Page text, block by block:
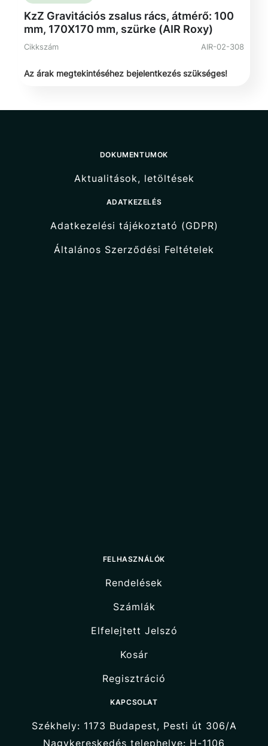
KzZ Gravitációs zsalus rács, átmérő: 100
mm, 170X170 mm, szürke (AIR Roxy)
Cikkszám AIR-02-308
Az árak megtekintéséhez bejelentkezés szükséges!
DOKUMENTUMOK
Aktualitások, letöltések
ADATKEZELÉS
Adatkezelési tájékoztató (GDPR)
Általános Szerződési Feltételek
FELHASZNÁLÓK
Rendelések
Számlák
Elfelejtett Jelszó
Kosár
Regisztráció
KAPCSOLAT
Székhely: 1173 Budapest, Pesti út 306/A
Nagykereskedés telephelye: H-1106